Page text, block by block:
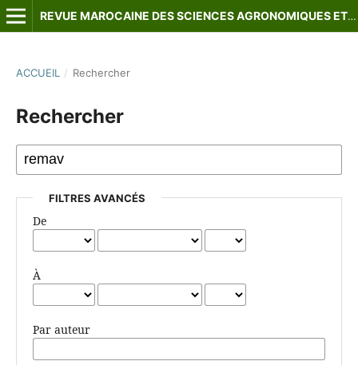
REVUE MAROCAINE DES SCIENCES AGRONOMIQUES ET VÉTÉRINAIRES
ACCUEIL / Rechercher
Rechercher
FILTRES AVANCÉS
De
À
Par auteur